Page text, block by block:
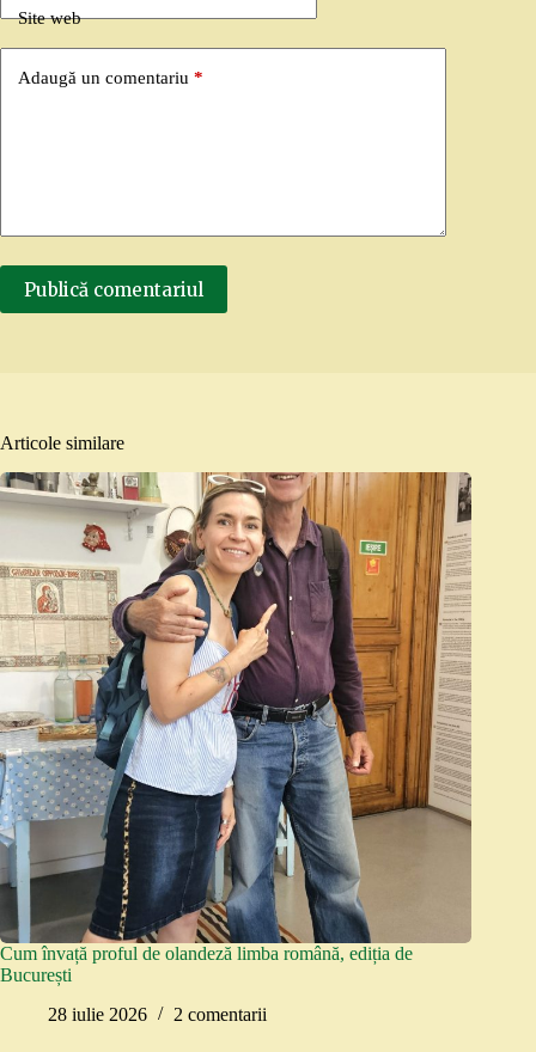
Site web
Adaugă un comentariu *
Publică comentariul
Articole similare
Cum învață proful de olandeză limba română, ediția de
București
28 iulie 2026
2 comentarii